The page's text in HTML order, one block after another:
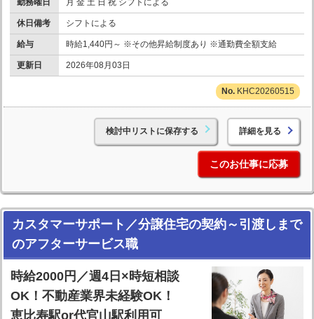
勤務曜日 月 金 土 日 祝 シフトによる
休日備考 シフトによる
給与 時給1,440円～ ※その他昇給制度あり ※通勤費全額支給
更新日 2026年08月03日
KHC20260515
検討中リストに保存する 詳細を見る
このお仕事に応募
カスタマーサポート／分譲住宅の契約～引渡しまで
のアフターサービス職
時給2000円／週4日×時短相談
OK！不動産業界未経験OK！
恵比寿駅or代官山駅利用可